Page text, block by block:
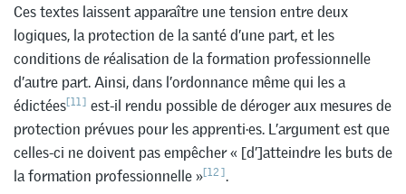
Ces textes laissent apparaître une tension entre deux
logiques, la protection de la santé d’une part, et les
conditions de réalisation de la formation professionnelle
d’autre part. Ainsi, dans l’ordonnance même qui les a
édictées[11] est-il rendu possible de déroger aux mesures de
protection prévues pour les apprenti·es. L’argument est que
celles-ci ne doivent pas empêcher « [d’]atteindre les buts de
la formation professionnelle »[12].